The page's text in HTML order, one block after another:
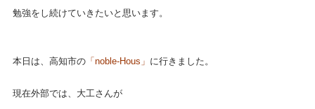
勉強をし続けていきたいと思います。
本日は、高知市の「noble-Hous」 に行きました。
現在外部では、大工さんが